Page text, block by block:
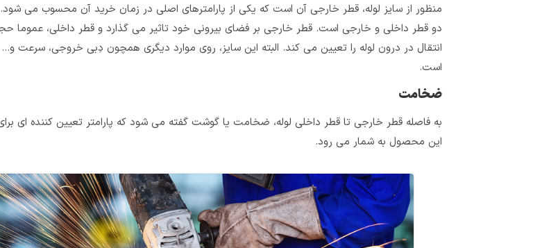
منظور از سایز لوله، قطر خارجی آن است که یکی از پارامترهای اصلی در زمان خرید آن محسوب می‌ شود.
دو قطر داخلی و خارجی است. قطر خارجی بر فضای بیرونی خود تاثیر می گذارد و قطر داخلی، عموما
انتقال در درون لوله را تعیین می‌ کند. البته این سایز، روی موارد دیگری همچون دِبی خروجی، سرعت و…
است.
ضخامت
به فاصله‌ قطر خارجی تا قطر داخلی لوله، ضخامت یا گوشت گفته می‌ شود که پارامتر تعیین کننده‌ ای
این محصول به شمار می رود.